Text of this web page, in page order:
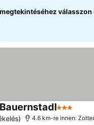
3 Kategória
4.6 km-re innen: